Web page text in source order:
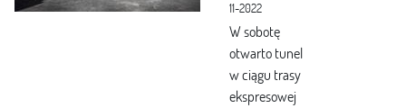
11-2022
W sobotę
otwarto tunel
w ciągu trasy
ekspresowej